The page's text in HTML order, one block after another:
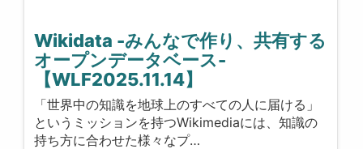
Wikidata -みんなで作り、共有する
オープンデータベース-
【WLF2025.11.14】
「世界中の知識を地球上のすべての人に届ける」
というミッションを持つWikimediaには、知識の
持ち方に合わせた様々なプ…